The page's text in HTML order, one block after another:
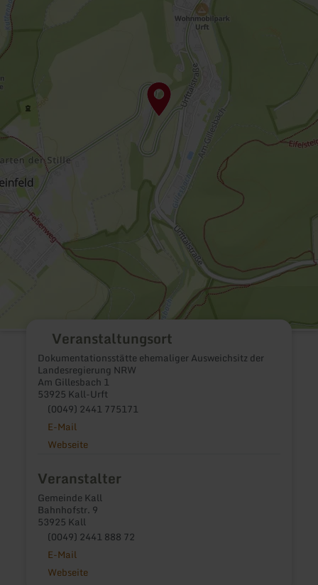
Veranstaltungsort
Dokumentationsstätte ehemaliger Ausweichsitz der
Landesregierung NRW
Am Gillesbach 1
53925 Kall-Urft
(0049) 2441 775171
E-Mail
Webseite
Veranstalter
Gemeinde Kall
Bahnhofstr. 9
53925 Kall
(0049) 2441 888 72
E-Mail
Webseite